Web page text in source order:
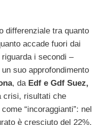
differenziale tra quanto
accade fuori dai
i secondi –
suo approfondimento
, da Edf e Gdf Suez,
crisi, risultati che
“incoraggianti”: nel
è cresciuto del 22%,